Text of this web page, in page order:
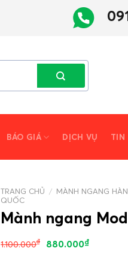
BÁO GIÁ DỊCH VỤ TIN
TRANG CHỦ / MÀNH NGANG HÀN
QUỐC
Mành ngang
1.100.000₫ 880.000₫